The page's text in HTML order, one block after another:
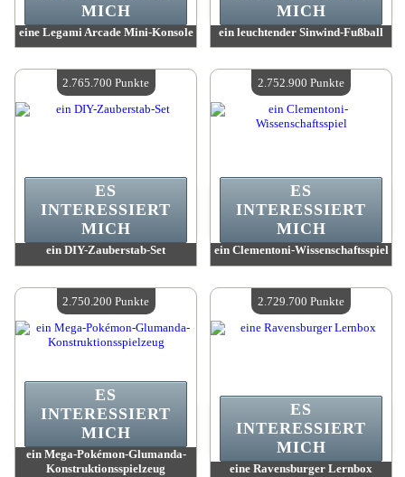
eine Legami Arcade Mini-Konsole
Verfügbare Menge:4
MICH
ein leuchtender Sinwind-Fußball
Verfügbare Menge:4
MICH
ein DIY-Zauberstab-Set
Verfügbare Menge:4
ES
INTERESSIERT
MICH
2.765.700 Punkte
ein Clementoni-Wissenschaftsspiel
Verfügbare Menge:4
ES
INTERESSIERT
MICH
2.752.900 Punkte
ein Mega-Pokémon-Glumanda-
Konstruktionsspielzeug
ES
INTERESSIERT
MICH
2.750.200 Punkte
eine Ravensburger Lernbox
ES
INTERESSIERT
MICH
2.729.700 Punkte